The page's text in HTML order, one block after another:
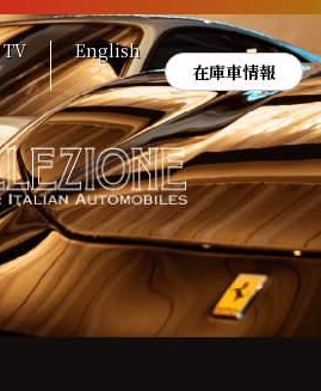
TV
English
在庫車情報